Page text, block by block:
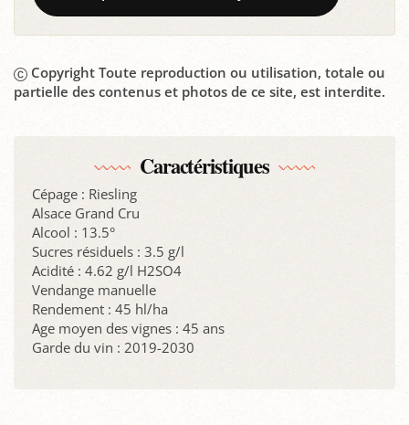
Copyright Toute reproduction ou utilisation, totale ou
partielle des contenus et photos de ce site, est interdite.
Caractéristiques
Cépage : Riesling
Alsace Grand Cru
Alcool : 13.5°
Sucres résiduels : 3.5 g/l
Acidité : 4.62 g/l H2SO4
Vendange manuelle
Rendement : 45 hl/ha
Age moyen des vignes : 45 ans
Garde du vin : 2019-2030